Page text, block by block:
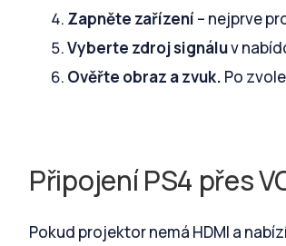
Zapněte zařízení – nejprve
Vyberte zdroj signáluv
Ověřte obraz a zvuk. Po
Připojení PS4 přes
Pokud projektor nemá HDMI a